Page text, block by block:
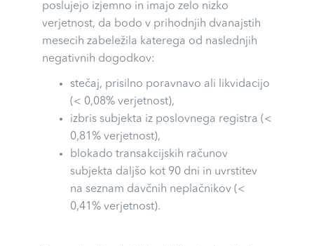
poslujejo izjemno in imajo zelo nizko
verjetnost, da bodo v prihodnjih dvanajstih
mesecih zabeležila katerega od naslednjih
negativnih dogodkov:
stečaj, prisilno poravnavo ali likvidacijo
(< 0,08% verjetnost),
izbris subjekta iz poslovnega registra (<
0,81% verjetnost),
blokado transakcijskih računov
subjekta daljšo kot 90 dni in uvrstitev
na seznam davčnih neplačnikov (<
0,41% verjetnost).